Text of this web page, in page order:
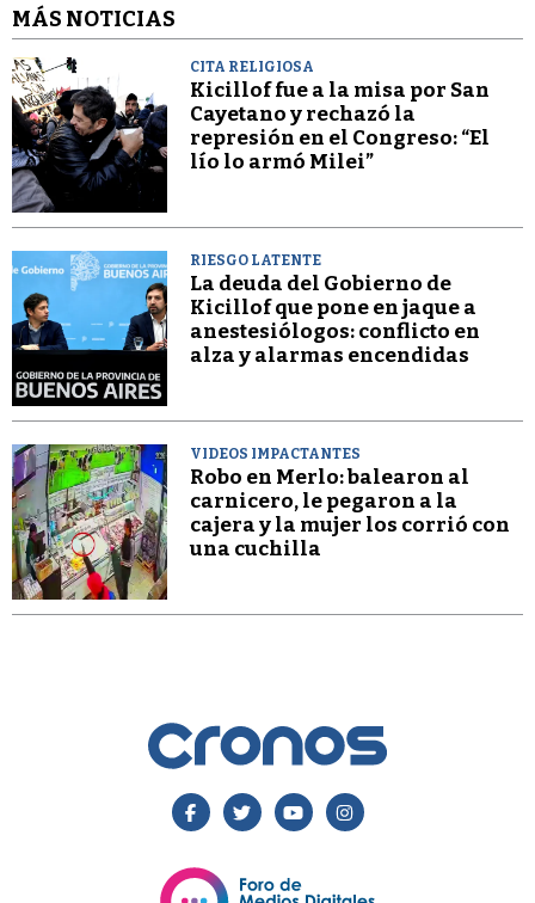
MÁS NOTICIAS
CITA RELIGIOSA
Kicillof fue a la misa por San
Cayetano y rechazó la
represión en el Congreso: “El
lío lo armó Milei”
RIESGO LATENTE
La deuda del Gobierno de
Kicillof que pone en jaque a
anestesiólogos: conflicto en
alza y alarmas encendidas
VIDEOS IMPACTANTES
Robo en Merlo: balearon al
carnicero, le pegaron a la
cajera y la mujer los corrió con
una cuchilla